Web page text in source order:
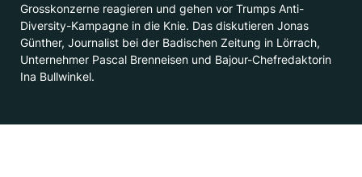
Grosskonzerne reagieren und gehen vor Trumps Anti-
Diversity-Kampagne in die Knie. Das diskutieren Jonas
Günther, Journalist bei der Badischen Zeitung in Lörrach,
Unternehmer Pascal Brenneisen und Bajour-Chefredaktorin
Ina Bullwinkel.